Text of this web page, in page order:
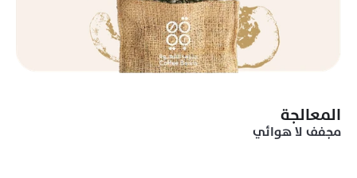
المعالجة
مجفف لا هوائي